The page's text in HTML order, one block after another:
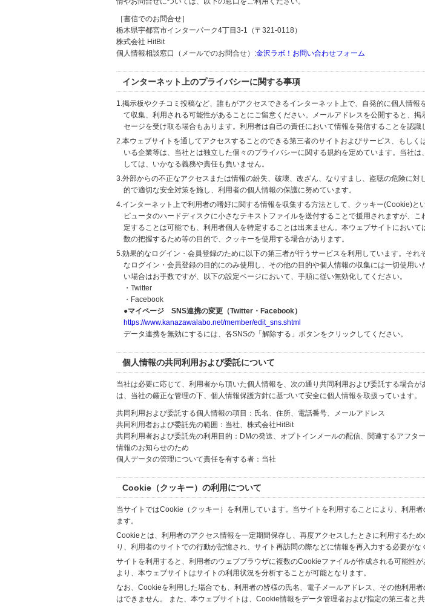
［書信でのお問合せ］
栃木県宇都宮市インターパーク4丁目3-1（〒321-0118）
株式会社 HitBit
個人情報相談窓口（メールでのお問合せ）:金沢ラボ！お問い合わせフォーム
インターネット上のプライバシーに関する事項
1.掲示板やクチコミ投稿など、誰もがアクセスできるインターネット上で、自発的に個人情報
て収集、利用される可能性があることにご留意ください。メールアドレスを公開すると、
セージを受け取る場合もあります。利用者は自己の責任において情報を発信することを認識
2.本ウェブサイトを通してアクセスすることのできる第三者のサイトおよびサービス、もしく
いる企業等は、当社とは独立した個々のプライバシーに関する規約を定めています。当社
しては、いかなる義務や責任も負いません。
3.外部からの不正なアクセスまたは情報の紛失、破壊、改ざん、なりすまし、盗聴の危険に
的で適切な安全対策を施し、利用者の個人情報の保護に努めています。
4.インターネット上で利用者の嗜好に関する情報を収集する方法として、クッキー(Cookie)と
ピュータのハードディスクに小さなテキストファイルを送付することで援用されますが、
定することは可能でも、利用者個人を特定することは出来ません。本ウェブサイトにおい
数の把握するため等の目的で、クッキーを使用する場合があります。
5.効果的なログイン・会員登録のために以下の第三者が行うサービスを利用しています。それ
なログイン・会員登録の目的にのみ使用し、その他の目的や個人情報の収集には一切使用
い場合はお手数ですが、以下の設定ページにおいて、手順に従い無効化してください。
・Twitter
・Facebook
●マイページ SNS連携の変更（Twitter・Facebook）
https://www.kanazawalabo.net/member/edit_sns.shtml
データ連携を無効にするには、各SNSの「解除する」ボタンをクリックしてください。
個人情報の共同利用および委託について
当社は必要に応じて、利用者から頂いた個人情報を、次の通り共同利用および委託する場合
は、当社の厳正な管理の下、個人情報保護方針に基づいて安全に個人情報を取扱っています。
共同利用および委託する個人情報の項目：氏名、住所、電話番号、メールアドレス
共同利用者および委託先の範囲：当社、株式会社HitBit
共同利用者および委託先の利用目的：DMの発送、オプトインメールの配信、関連するアフタ
情報のお知らせのため
個人データの管理について責任を有する者：当社
Cookie（クッキー）の利用について
当サイトではCookie（クッキー）を利用しています。当サイトを利用することにより、利用
ます。
Cookieとは、利用者のアクセス情報を一定期間保存し、再度アクセスしたときに利用するた
り、利用者のサイトでの行動が記憶され、サイト再訪問の際などに情報を再入力する必要がな
サイトを利用すると、利用者のウェブブラウザに複数のCookieファイルが作成される可能性
より、本ウェブサイトはサイトの利用状況を分析することが可能となります。
なお、Cookieを利用した場合でも、利用者の皆様の氏名、電子メールアドレス、その他利用
はできません。 また、本ウェブサイトは、Cookie情報をデータ管理者および指定の第三者と共